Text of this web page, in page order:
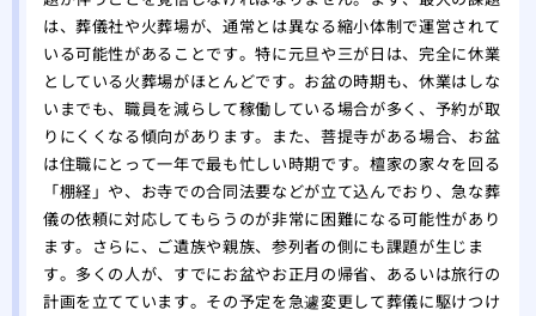
は、葬儀社や火葬場が、通常とは異なる縮小体制で運営されて
いる可能性があることです。特に元旦や三が日は、完全に休業
としている火葬場がほとんどです。お盆の時期も、休業はしな
いまでも、職員を減らして稼働している場合が多く、予約が取
りにくくなる傾向があります。また、菩提寺がある場合、お盆
は住職にとって一年で最も忙しい時期です。檀家の家々を回る
「棚経」や、お寺での合同法要などが立て込んでおり、急な葬
儀の依頼に対応してもらうのが非常に困難になる可能性があり
ます。さらに、ご遺族や親族、参列者の側にも課題が生じま
す。多くの人が、すでにお盆やお正月の帰省、あるいは旅行の
計画を立てています。その予定を急遽変更して葬儀に駆けつけ